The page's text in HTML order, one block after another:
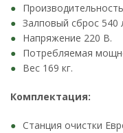
Залповый сброс 540
Напряжение 220 В.
Потребляемая
Вес 169 кг.
Комплектация:
Станция очистки